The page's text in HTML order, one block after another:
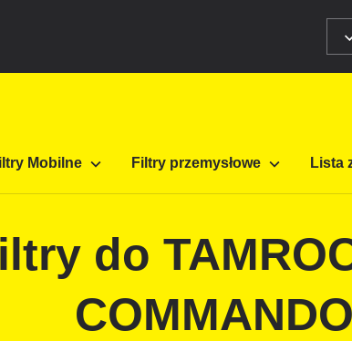
Mobilne Filtry przemysłowe Lista
do